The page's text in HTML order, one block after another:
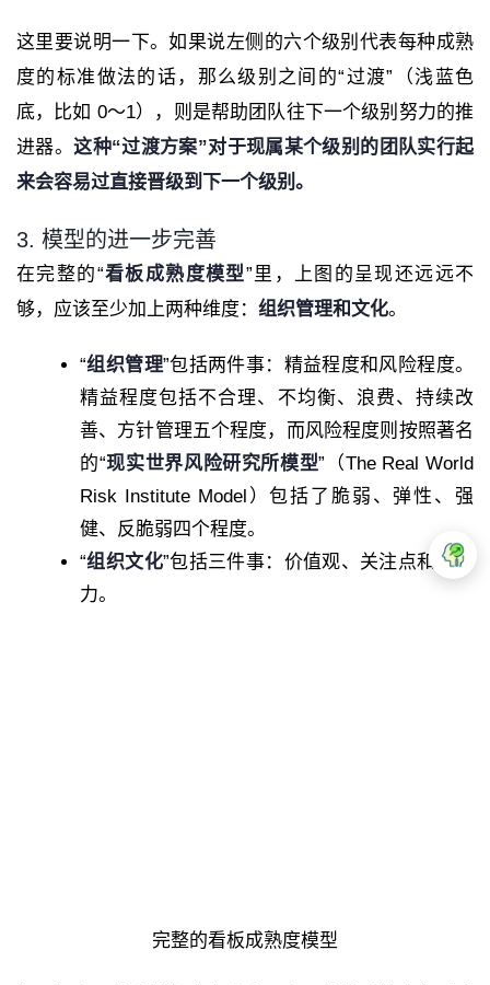
这里要说明一下。如果说左侧的六个级别代表每种成熟
度的标准做法的话，那么级别之间的“过渡”（浅蓝色
底，比如 0～1），则是帮助团队往下一个级别努力的推
进器。这种“过渡方案”对于现属某个级别的团队实行起
来会容易过直接晋级到下一个级别。
3. 模型的进一步完善
在完整的“看板成熟度模型”里，上图的呈现还远远不
够，应该至少加上两种维度： 组织管理和文化。
“组织管理”包括两件事：精益程度和风险程度。
精益程度包括不合理、不均衡、浪费、持续改
善、方针管理五个程度，而风险程度则按照著名
的“现实世界风险研究所模型”（The Real World
Risk Institute Model）包括了脆弱、弹性、强
健、反脆弱四个程度。
“组织文化”包括三件事：价值观、关注点和领导
力。
完整的看板成熟度模型